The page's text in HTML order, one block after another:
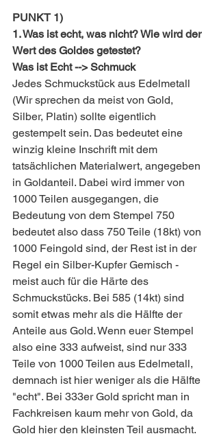
PUNKT 1)
1. Was ist echt, was nicht? Wie wird der
Wert des Goldes getestet?
Was ist Echt --> Schmuck
Jedes Schmuckstück aus Edelmetall
(Wir sprechen da meist von Gold,
Silber, Platin) sollte eigentlich
gestempelt sein. Das bedeutet eine
winzig kleine Inschrift mit dem
tatsächlichen Materialwert, angegeben
in Goldanteil. Dabei wird immer von
1000 Teilen ausgegangen, die
Bedeutung von dem Stempel 750
bedeutet also dass 750 Teile (18kt) von
1000 Feingold sind, der Rest ist in der
Regel ein Silber-Kupfer Gemisch -
meist auch für die Härte des
Schmuckstücks. Bei 585 (14kt) sind
somit etwas mehr als die Hälfte der
Anteile aus Gold. Wenn euer Stempel
also eine 333 aufweist, sind nur 333
Teile von 1000 Teilen aus Edelmetall,
demnach ist hier weniger als die Hälfte
"echt". Bei 333er Gold spricht man in
Fachkreisen kaum mehr von Gold, da
Gold hier den kleinsten Teil ausmacht.